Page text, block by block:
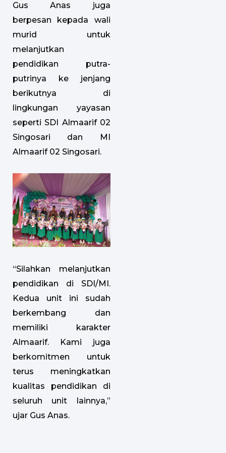
Gus Anas juga
berpesan kepada wali
murid untuk
melanjutkan
pendidikan putra-
putrinya ke jenjang
berikutnya di
lingkungan yayasan
seperti SDI Almaarif 02
Singosari dan MI
Almaarif 02 Singosari.
“Silahkan melanjutkan
pendidikan di SDI/MI.
Kedua unit ini sudah
berkembang dan
memiliki karakter
Almaarif. Kami juga
berkomitmen untuk
terus meningkatkan
kualitas pendidikan di
seluruh unit lainnya,”
ujar Gus Anas.